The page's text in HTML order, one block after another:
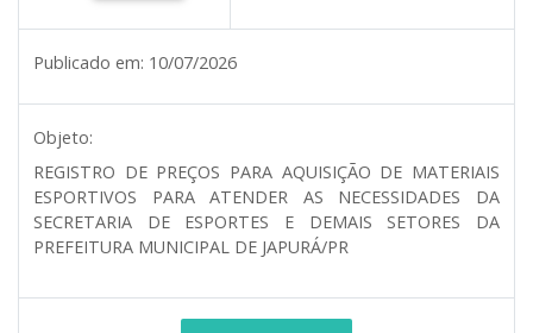
Publicado em: 10/07/2026
Objeto:
REGISTRO DE PREÇOS PARA AQUISIÇÃO DE MATERIAIS
ESPORTIVOS PARA ATENDER AS NECESSIDADES DA
SECRETARIA DE ESPORTES E DEMAIS SETORES DA
PREFEITURA MUNICIPAL DE JAPURÁ/PR